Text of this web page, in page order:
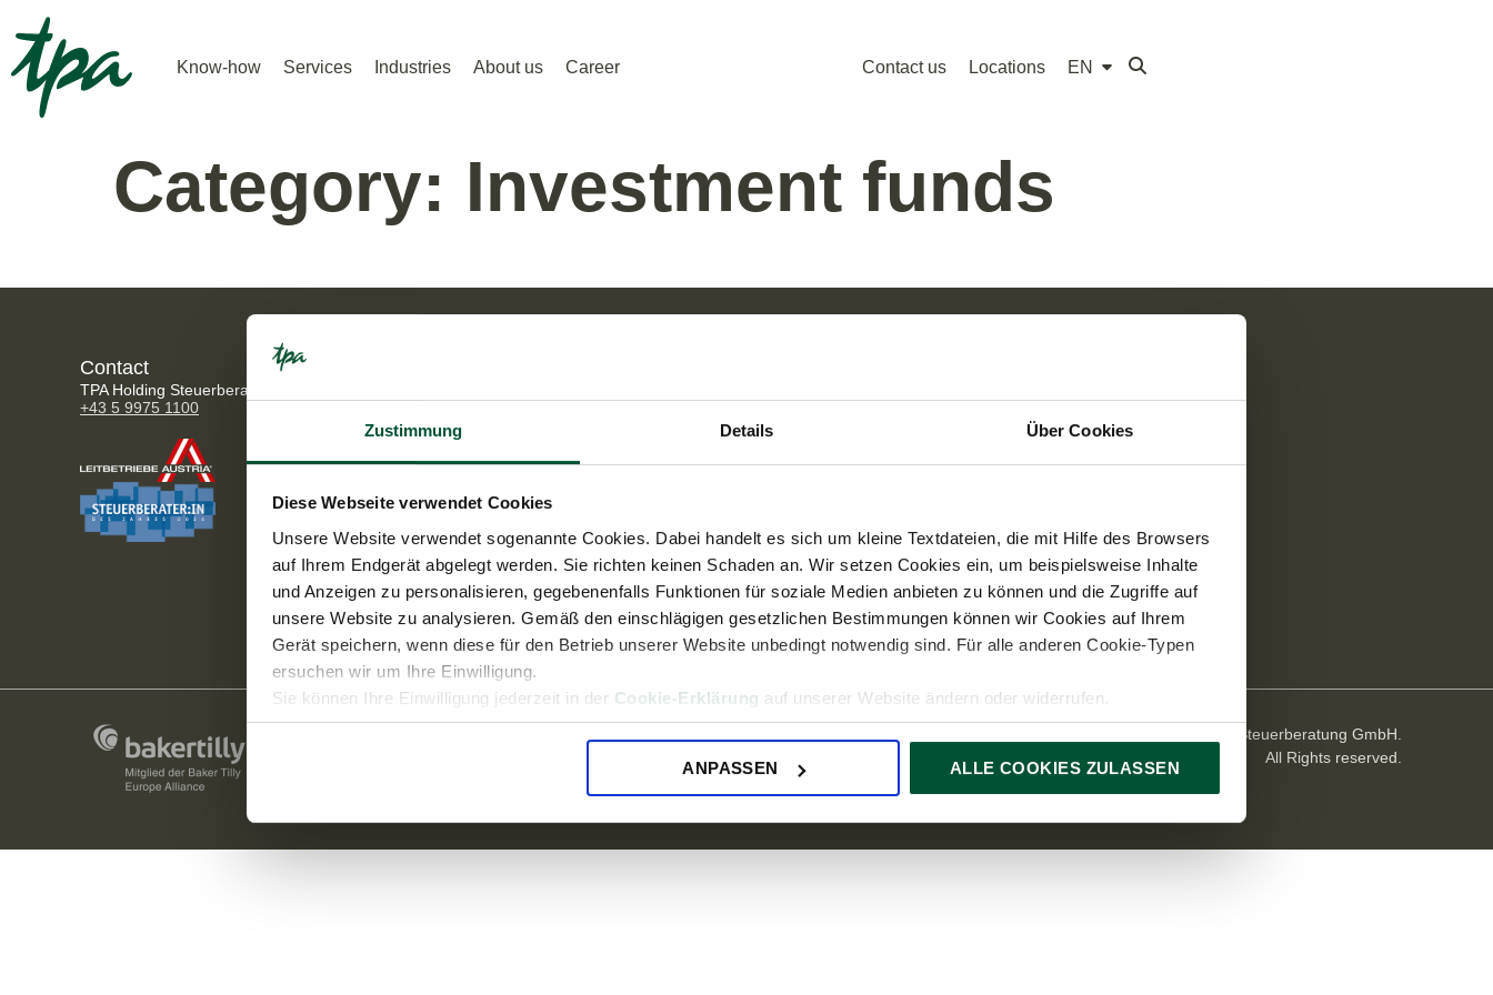
Zustimmung Details Über Cookies
Diese Webseite verwendet Cookies
Unsere Website verwendet sogenannte Cookies. Dabei handelt es sich um kleine Textdateien, die mit Hilfe des Browsers
auf Ihrem Endgerät abgelegt werden. Sie richten keinen Schaden an. Wir setzen Cookies ein, um beispielsweise Inhalte
und Anzeigen zu personalisieren, gegebenenfalls Funktionen für soziale Medien anbieten zu können und die Zugriffe auf
unsere Website zu analysieren. Gemäß den einschlägigen gesetzlichen Bestimmungen können wir Cookies auf Ihrem
Gerät speichern, wenn diese für den Betrieb unserer Website unbedingt notwendig sind. Für alle anderen Cookie-Typen
ersuchen wir um Ihre Einwilligung.
Sie können Ihre Einwilligung jederzeit in der Cookie-Erklärung auf unserer Website ändern oder widerrufen.
ANPASSEN ALLE COOKIES ZULASSEN
Know-how Services Industries About us Career Contact us Locations EN
Category: Investment funds
Contact
TPA Holding Steuerberatung GmbH
+43 5 9975 1100
Fr: 08:00 – 14:00
Know-how
Services
Industries
Press
Career
Imprint Privacy Statement Disclaimer
© 2026 TPA Holding Steuerberatung GmbH.
All Rights reserved.